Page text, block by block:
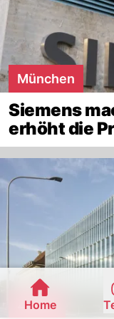
München
Siemens
erhöht die
Zürich
Home